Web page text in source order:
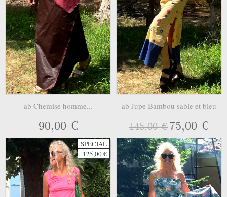
ab Chemise homme...
90,00 €
ab Jupe Bambou sable et bleu
145,00 €75,00 €
SPECIAL
-125,00 €